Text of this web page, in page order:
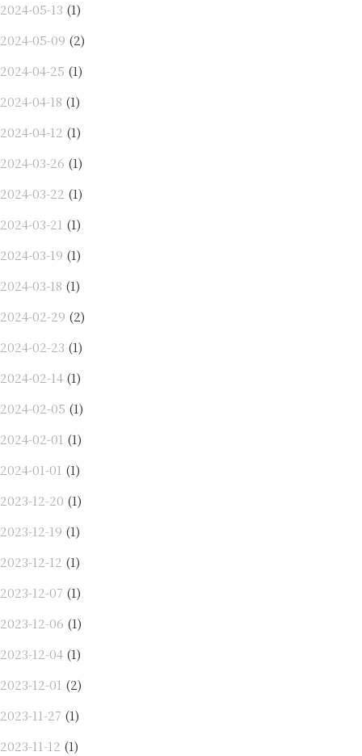
2024-05-13 (1)
2024-05-09 (2)
2024-04-25 (1)
2024-04-18 (1)
2024-04-12 (1)
2024-03-26 (1)
2024-03-22 (1)
2024-03-21 (1)
2024-03-19 (1)
2024-03-18 (1)
2024-02-29 (2)
2024-02-23 (1)
2024-02-14 (1)
2024-02-05 (1)
2024-02-01 (1)
2024-01-01 (1)
2023-12-20 (1)
2023-12-19 (1)
2023-12-12 (1)
2023-12-07 (1)
2023-12-06 (1)
2023-12-04 (1)
2023-12-01 (2)
2023-11-27 (1)
2023-11-12 (1)